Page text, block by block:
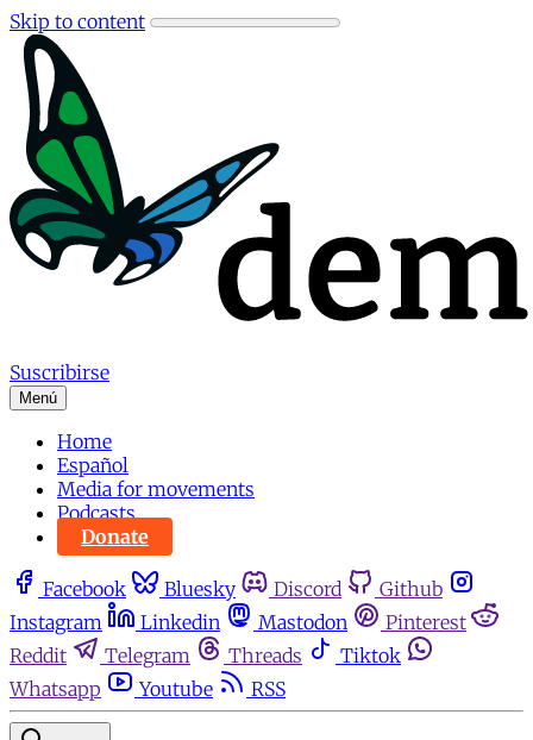
Skip to content
Suscribirse
Menú
Home
Español
Media for movements
Podcasts
Donate
Facebook Bluesky Discord
Github
Instagram
Linkedin Mastodon
Pinterest
Reddit
Telegram Threads
Tiktok
Whatsapp
Youtube RSS